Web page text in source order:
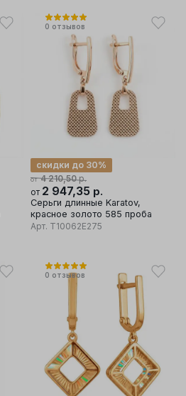
0 отзывов
от 4 210,50р.
скидки до 30%
от 2 947,35 р.
Серьги длинные Karatov,
красное золото 585 проба
Арт. Т10062Е275
0 отзывов